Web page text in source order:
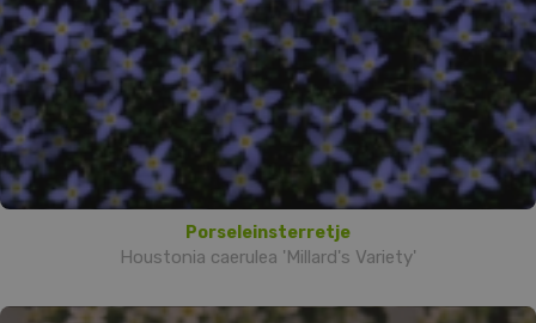
Porseleinsterretje
Houstonia caerulea 'Millard's Variety'